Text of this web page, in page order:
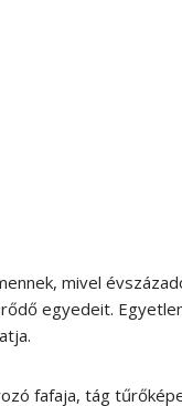
mivel
egyedeit.
fafaja, tág